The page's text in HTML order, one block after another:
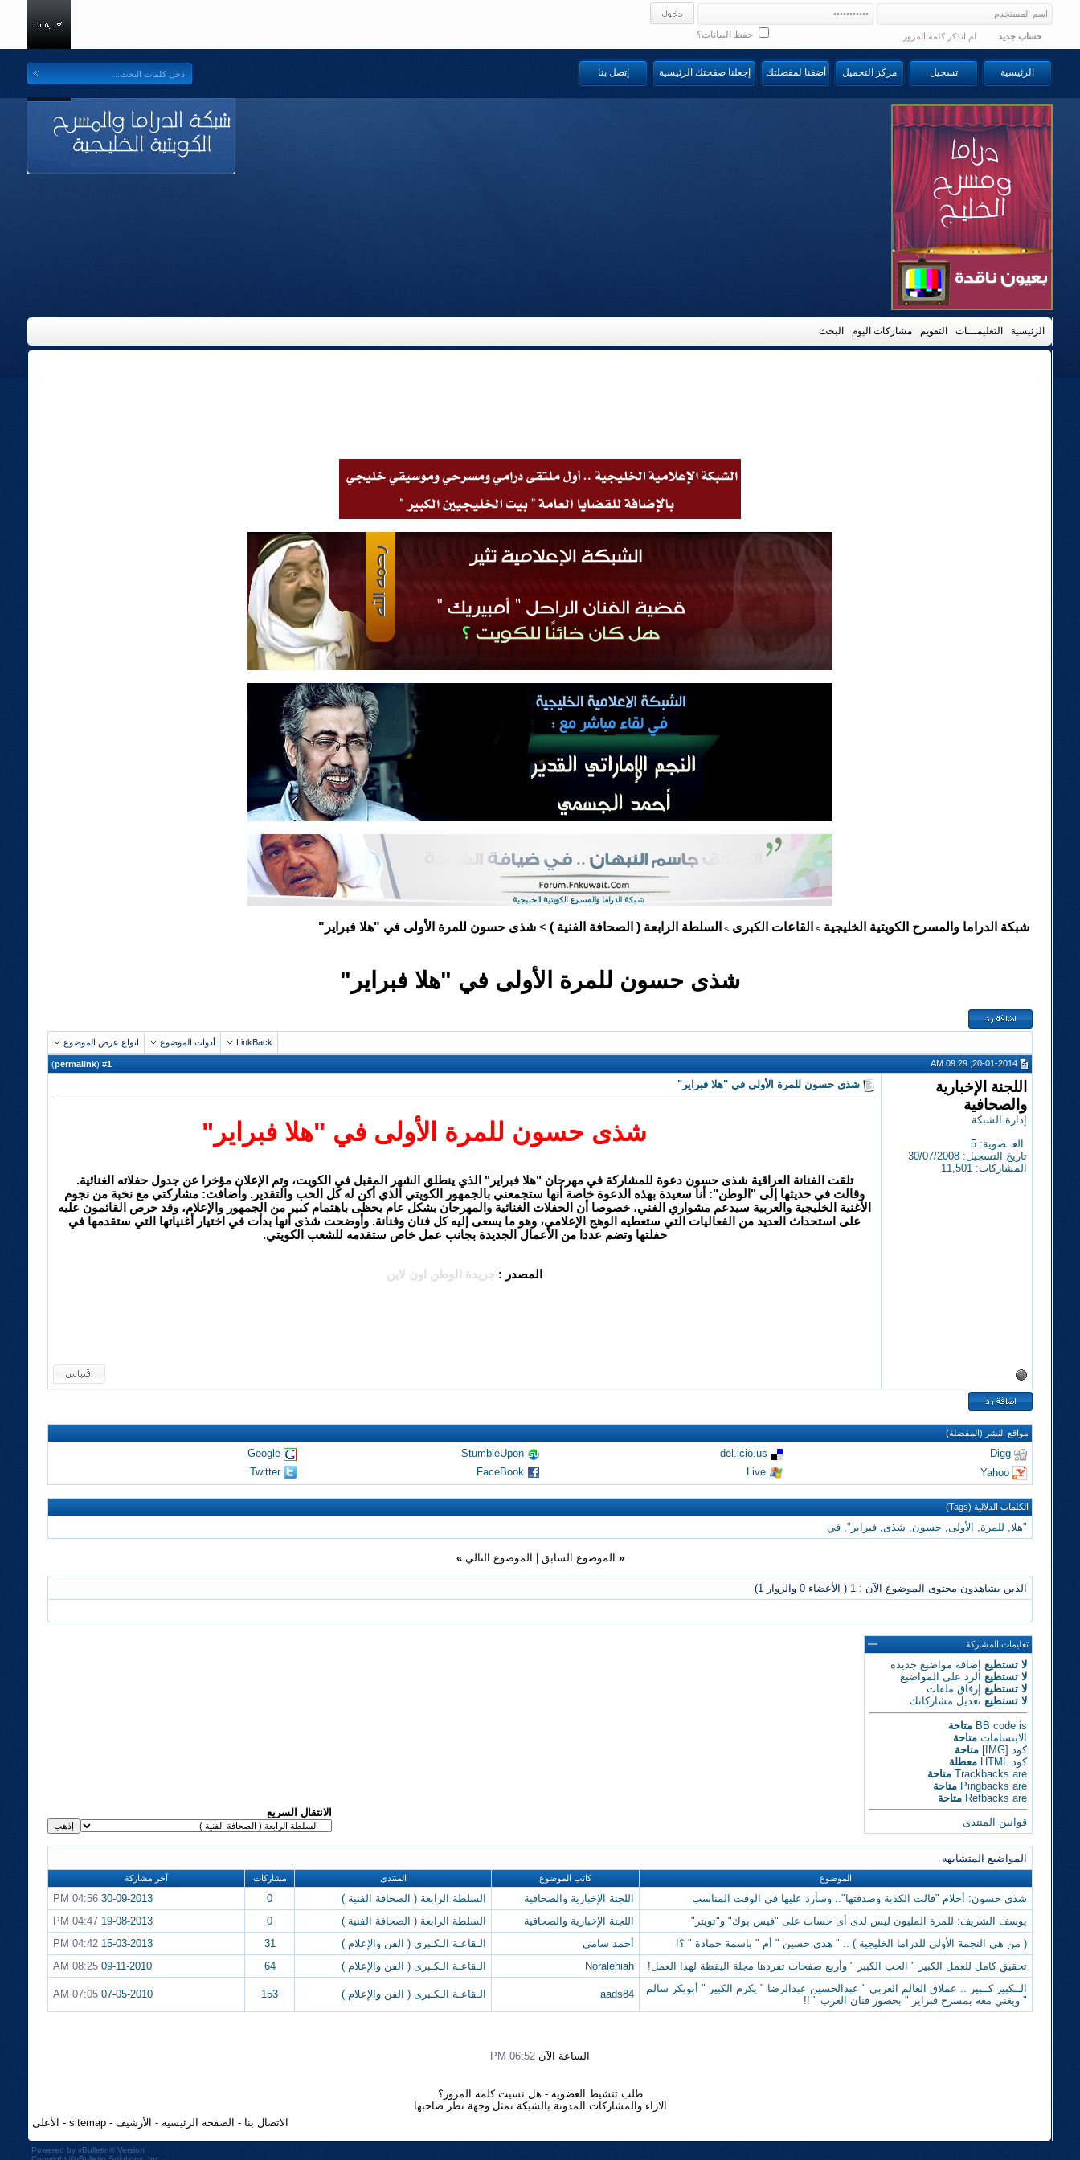
حفظ البيانات؟ حساب جديد لم اتذكر كلمة المرور
الرئيسية تسجيل مركز التحميل أضفنا لمفضلتك إجعلنا صفحتك الرئيسية إتصل بنا
الرئيسية التعليمـــات التقويم مشاركات اليوم البحث
شبكة الدراما والمسرح الكويتية الخليجية > القاعات الكبرى > السلطة الرابعة ( الصحافة الفنية )> شذى حسون للمرة الأولى في "هلا فبراير"
شذى حسون للمرة الأولى في "هلا فبراير"
LinkBack أدوات الموضوع انواع عرض الموضوع
20-01-2014, 09:29 AM
1
(
permalink
)
اللجنة الإخبارية
والصحافية
إدارة الشبكة
العــضوية: 5
تاريخ التسجيل: 30/07/2008
المشاركات: 11,501
شذى حسون للمرة الأولى في "هلا فبراير"
شذى حسون للمرة الأولى في "هلا فبراير"
تلقت الفنانة العراقية شذى حسون دعوة للمشاركة في مهرجان "هلا فبراير" الذي ينطلق الشهر المقبل في الكويت، وتم الإعلان مؤخرا عن جدول حفلاته الغنائية.
وقالت في حديثها إلى "الوطن": أنا سعيدة بهذه الدعوة خاصة أنها ستجمعني بالجمهور الكويتي الذي أكن له كل الحب والتقدير. وأضافت: مشاركتي مع نخبة من نجوم
الأغنية الخليجية والعربية سيدعم مشواري الفني، خصوصا أن الحفلات الغنائية والمهرجان بشكل عام يحظى باهتمام كبير من الجمهور والإعلام، وقد حرص القائمون عليه
على استحداث العديد من الفعاليات التي ستعطيه الوهج الإعلامي، وهو ما يسعى إليه كل فنان وفنانة. وأوضحت شذى أنها بدأت في اختيار أغنياتها التي ستقدمها في
حفلتها وتضم عددا من الأعمال الجديدة بجانب عمل خاص ستقدمه للشعب الكويتي.
المصدر : جريدة الوطن اون لاين
مواقع النشر (المفضلة)
Digg
del.icio.us
StumbleUpon
Google
Yahoo
Live
FaceBook
Twitter
الكلمات الدلالية (Tags)
"هلا, للمرة, الأولى, حسون, شذى, فبراير", في
« الموضوع السابق الموضوع التالي »
الذين يشاهدون محتوى الموضوع الآن : 1 ( الأعضاء 0 والزوار 1)
تعليمات المشاركة
لا تستطيعإضافة مواضيع جديدة
لا تستطيعالرد على المواضيع
لا تستطيعإرفاق ملفات
لا تستطيعتعديل مشاركاتك
BB code is
متاحة
الابتسامات متاحة
كود [IMG]
متاحة
كود HTML
معطلة
Trackbacks are
متاحة
Pingbacks are
متاحة
Refbacks are متاحة
قوانين المنتدى
الانتقال السريع
المواضيع المتشابهه
الموضوع كاتب الموضوع المنتدى مشاركات آخر مشاركة
شذى حسون: أحلام "قالت الكذبة وصدقتها".. وسأرد عليها في الوقت المناسب اللجنة الإخبارية والصحافية السلطة الرابعة ( الصحافة الفنية ) 0
30-09-2013
04:56 PM
يوسف الشريف: للمرة المليون ليس لدى أى حساب على "فيس بوك" و"تويتر"
اللجنة الإخبارية والصحافية السلطة الرابعة ( الصحافة الفنية ) 0
19-08-2013
04:47 PM
( من هي النجمة الأولى للدراما الخليجية ) .. " هدى حسين " أم " باسمة حمادة " ؟!
أحمد سامي الـقاعـة الـكـبرى ( الفن والإعلام ) 31
15-03-2013
04:42 PM
تحقيق كامل للعمل الكبير " الحب الكبير " وأربع صفحات تفردها مجلة اليقظة لهذا العمل!
Noralehiah الـقاعـة الـكـبرى ( الفن والإعلام ) 64
09-11-2010
08:25 AM
الــكبير كــبير .. عملاق العالم العربي " عبدالحسين عبدالرضا " يكرم الكبير " أبوبكر سالم
" ويغني معه بمسرح فبراير " بحضور فنان العرب " !!
aads84 الـقاعـة الـكـبرى ( الفن والإعلام ) 153
07-05-2010
07:05 AM
الساعة الآن 06:52 PM
طلب تنشيط العضوية - هل نسيت كلمة المرور؟
الآراء والمشاركات المدونة بالشبكة تمثل وجهة نظر صاحبها
الاتصال بنا - الصفحه الرئيسيه - الأرشيف-
sitemap
- الأعلى
Powered by vBulletin®Version